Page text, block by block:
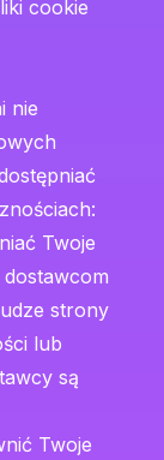
cookie
nie
Twoje
strony
lub
są
Twoje